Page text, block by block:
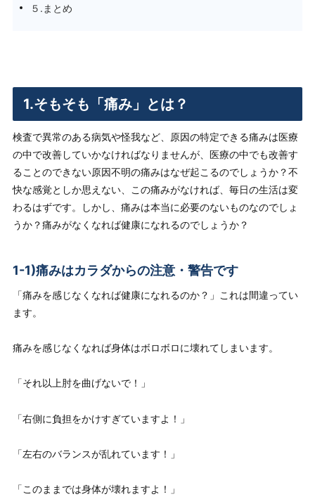
５.まとめ
1.そもそも「痛み」とは？
検査で異常のある病気や怪我など、原因の特定できる痛みは医療
の中で改善していかなければなりませんが、 医療の中でも改善す
ることのできない原因不明の痛みはなぜ起こるのでしょうか？不
快な感覚としか思えない、この痛みがなければ、毎日の生活は変
わるはずです。しかし、痛みは本当に必要のないものなのでしょ
うか？痛みがなくなれば健康になれるのでしょうか？
1-1)痛みはカラダからの注意・警告です
「痛みを感じなくなれば健康になれるのか？」これは間違ってい
ます。
痛みを感じなくなれば身体はボロボロに壊れてしまいます。
「それ以上肘を曲げないで！」
「右側に負担をかけすぎていますよ！」
「左右のバランスが乱れています！」
「このままでは身体が壊れますよ！」